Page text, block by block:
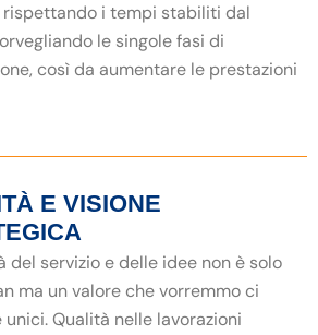
i tempi stabiliti dal
le singole fasi di
così da aumentare le prestazioni
E VISIONE
del servizio e delle idee non è solo
ma un valore che vorremmo ci
unici. Qualità nelle lavorazioni